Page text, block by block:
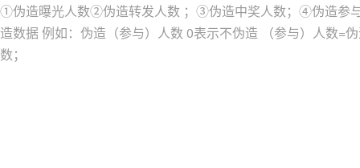
①伪造曝光人数②伪造转发人数 ；③伪造中奖人数；④伪造参
造数据 例如：伪造（参与）人数 0表示不伪造 （参与）人数=
数；